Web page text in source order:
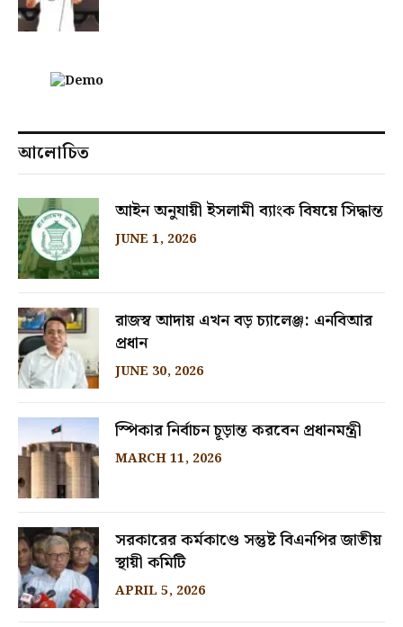
আলোচিত
আইন অনুযায়ী ইসলামী ব্যাংক বিষয়ে সিদ্ধান্ত
JUNE 1, 2026
রাজস্ব আদায় এখন বড় চ্যালেঞ্জ: এনবিআর
প্রধান
JUNE 30, 2026
স্পিকার নির্বাচন চূড়ান্ত করবেন প্রধানমন্ত্রী
MARCH 11, 2026
সরকারের কর্মকাণ্ডে সন্তুষ্ট বিএনপির জাতীয়
স্থায়ী কমিটি
APRIL 5, 2026